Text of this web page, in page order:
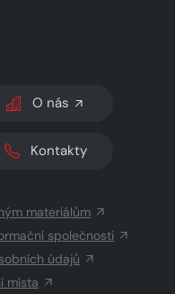
SVĚTLÝ/TMAVÝ REŽIM
O nás
Kontakty
materiálům
společnosti
údajů
místa